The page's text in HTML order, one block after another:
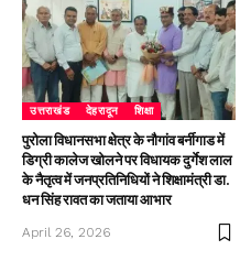
उत्तराखंड देहरादून शिक्षा
पुरोला विधानसभा क्षेत्र के नौगांव बर्नीगाड में
डिग्री कालेज खोलने पर विधायक दुर्गेश लाल
के नैतृत्व में जनप्रतिनिधियों ने शिक्षामंत्री डा.
धन सिंह रावत का जताया आभार
April 26, 2026